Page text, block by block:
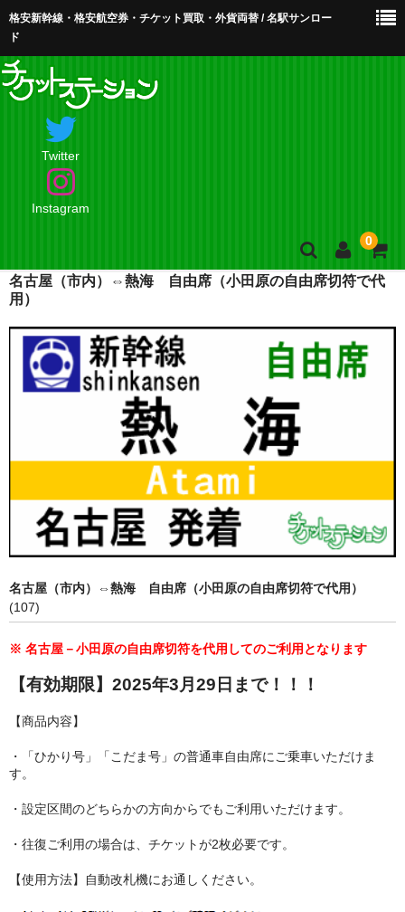
格安新幹線・格安航空券・チケット買取・外貨両替 / 名駅サンロー
ド
Twitter
Instagram
0
ホーム
店舗案内・お問合せ
買取・買取査定
買取 金・プラチナ
【販売】JR・名鉄・近鉄
【販売】図書カード・クオカード
【販売】商品券・食品券・その他
【販売】テーマパーク・野球・映画・お風呂
【販売】JAL・ANA株主優待券
☆よくある質問
名古屋（市内）⇔熱海 自由席（小田原の自由席切符で代
用）
名古屋（市内）⇔熱海 自由席（小田原の自由席切符で代用）
(107)
※ 名古屋－小田原の自由席切符を代用してのご利用となります
【有効期限】2025年3月29日まで！！！
【商品内容】
・「ひかり号」「こだま号」の普通車自由席にご乗車いただけま
す。
・設定区間のどちらかの方向からでもご利用いただけます。
・往復ご利用の場合は、チケットが2枚必要です。
【使用方法】自動改札機にお通しください。